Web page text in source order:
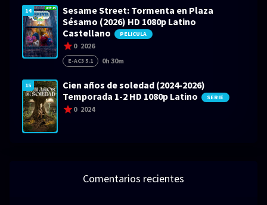
14
Sesame Street: Tormenta en Plaza
Sésamo (2026) HD 1080p Latino
Castellano
PELICULA
0 2026
E-AC3 5.1 0h 30m
15
Cien años de soledad (2024-2026)
Temporada 1-2 HD 1080p Latino
SERIE
0 2024
Comentarios recientes